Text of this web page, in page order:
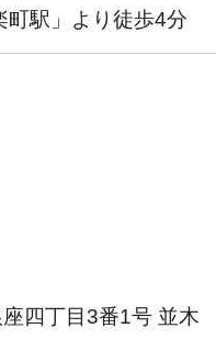
町駅」より徒歩4分
四丁目3番1号 並木